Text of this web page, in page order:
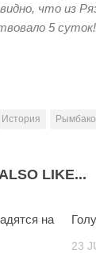
что из
5 суток!
История
LIKE...
на
23